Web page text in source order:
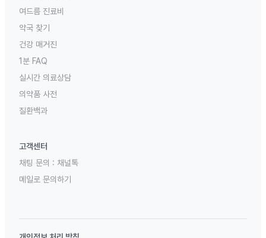
여드름 진료비
약국 찾기
건강 매거진
1분 FAQ
실시간 의료상담
의약품 사전
질환백과
고객센터
채팅 문의 : 채널톡
메일로 문의하기